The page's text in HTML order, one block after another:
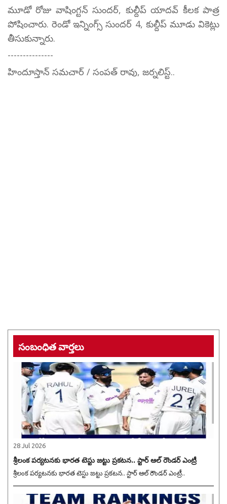
మూడో రోజు వాషింగ్టన్ సుందర్, కుల్దీప్ యాదవ్ కీలక పాత్ర
పోషించారు. రెండో ఇన్నింగ్స్ సుందర్ 4, కుల్దీప్ మూడు వికెట్లు
తీసుకున్నారు.
---------------
హిందూస్తాన్ సమచార్ / సంపత్ రావు, జర్నలిస్ట్..
సంబంధిత వార్తలు
28 Jul 2026
శ్రీలంక పర్యటనకు భారత టెస్టు జట్టు ప్రకటన.. స్టార్ ఆల్ రౌండర్ ఎంట్రీ
శ్రీలంక పర్యటనకు భారత టెస్టు జట్టు ప్రకటన.. స్టార్ ఆల్ రౌండర్ ఎంట్రీ..